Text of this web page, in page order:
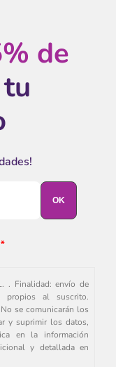
de
*
. Finalidad: envío de
propios al suscrito.
se comunicarán los
y suprimir los datos,
en la información
y detallada en